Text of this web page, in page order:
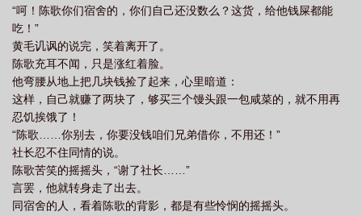
“呵！陈歌你们宿舍的，你们自己还没数么？这货，给他钱屎都能
吃！”
黄毛讥讽的说完，笑着离开了。
陈歌充耳不闻，只是涨红着脸。
他弯腰从地上把几块钱捡了起来，心里暗道：
这样，自己就赚了两块了，够买三个馒头跟一包咸菜的，就不用再
忍饥挨饿了！
“陈歌……你别去，你要没钱咱们兄弟借你，不用还！”
社长忍不住同情的说。
陈歌苦笑的摇摇头，“谢了社长……”
言罢，他就转身走了出去。
同宿舍的人，看着陈歌的背影，都是有些怜悯的摇摇头。